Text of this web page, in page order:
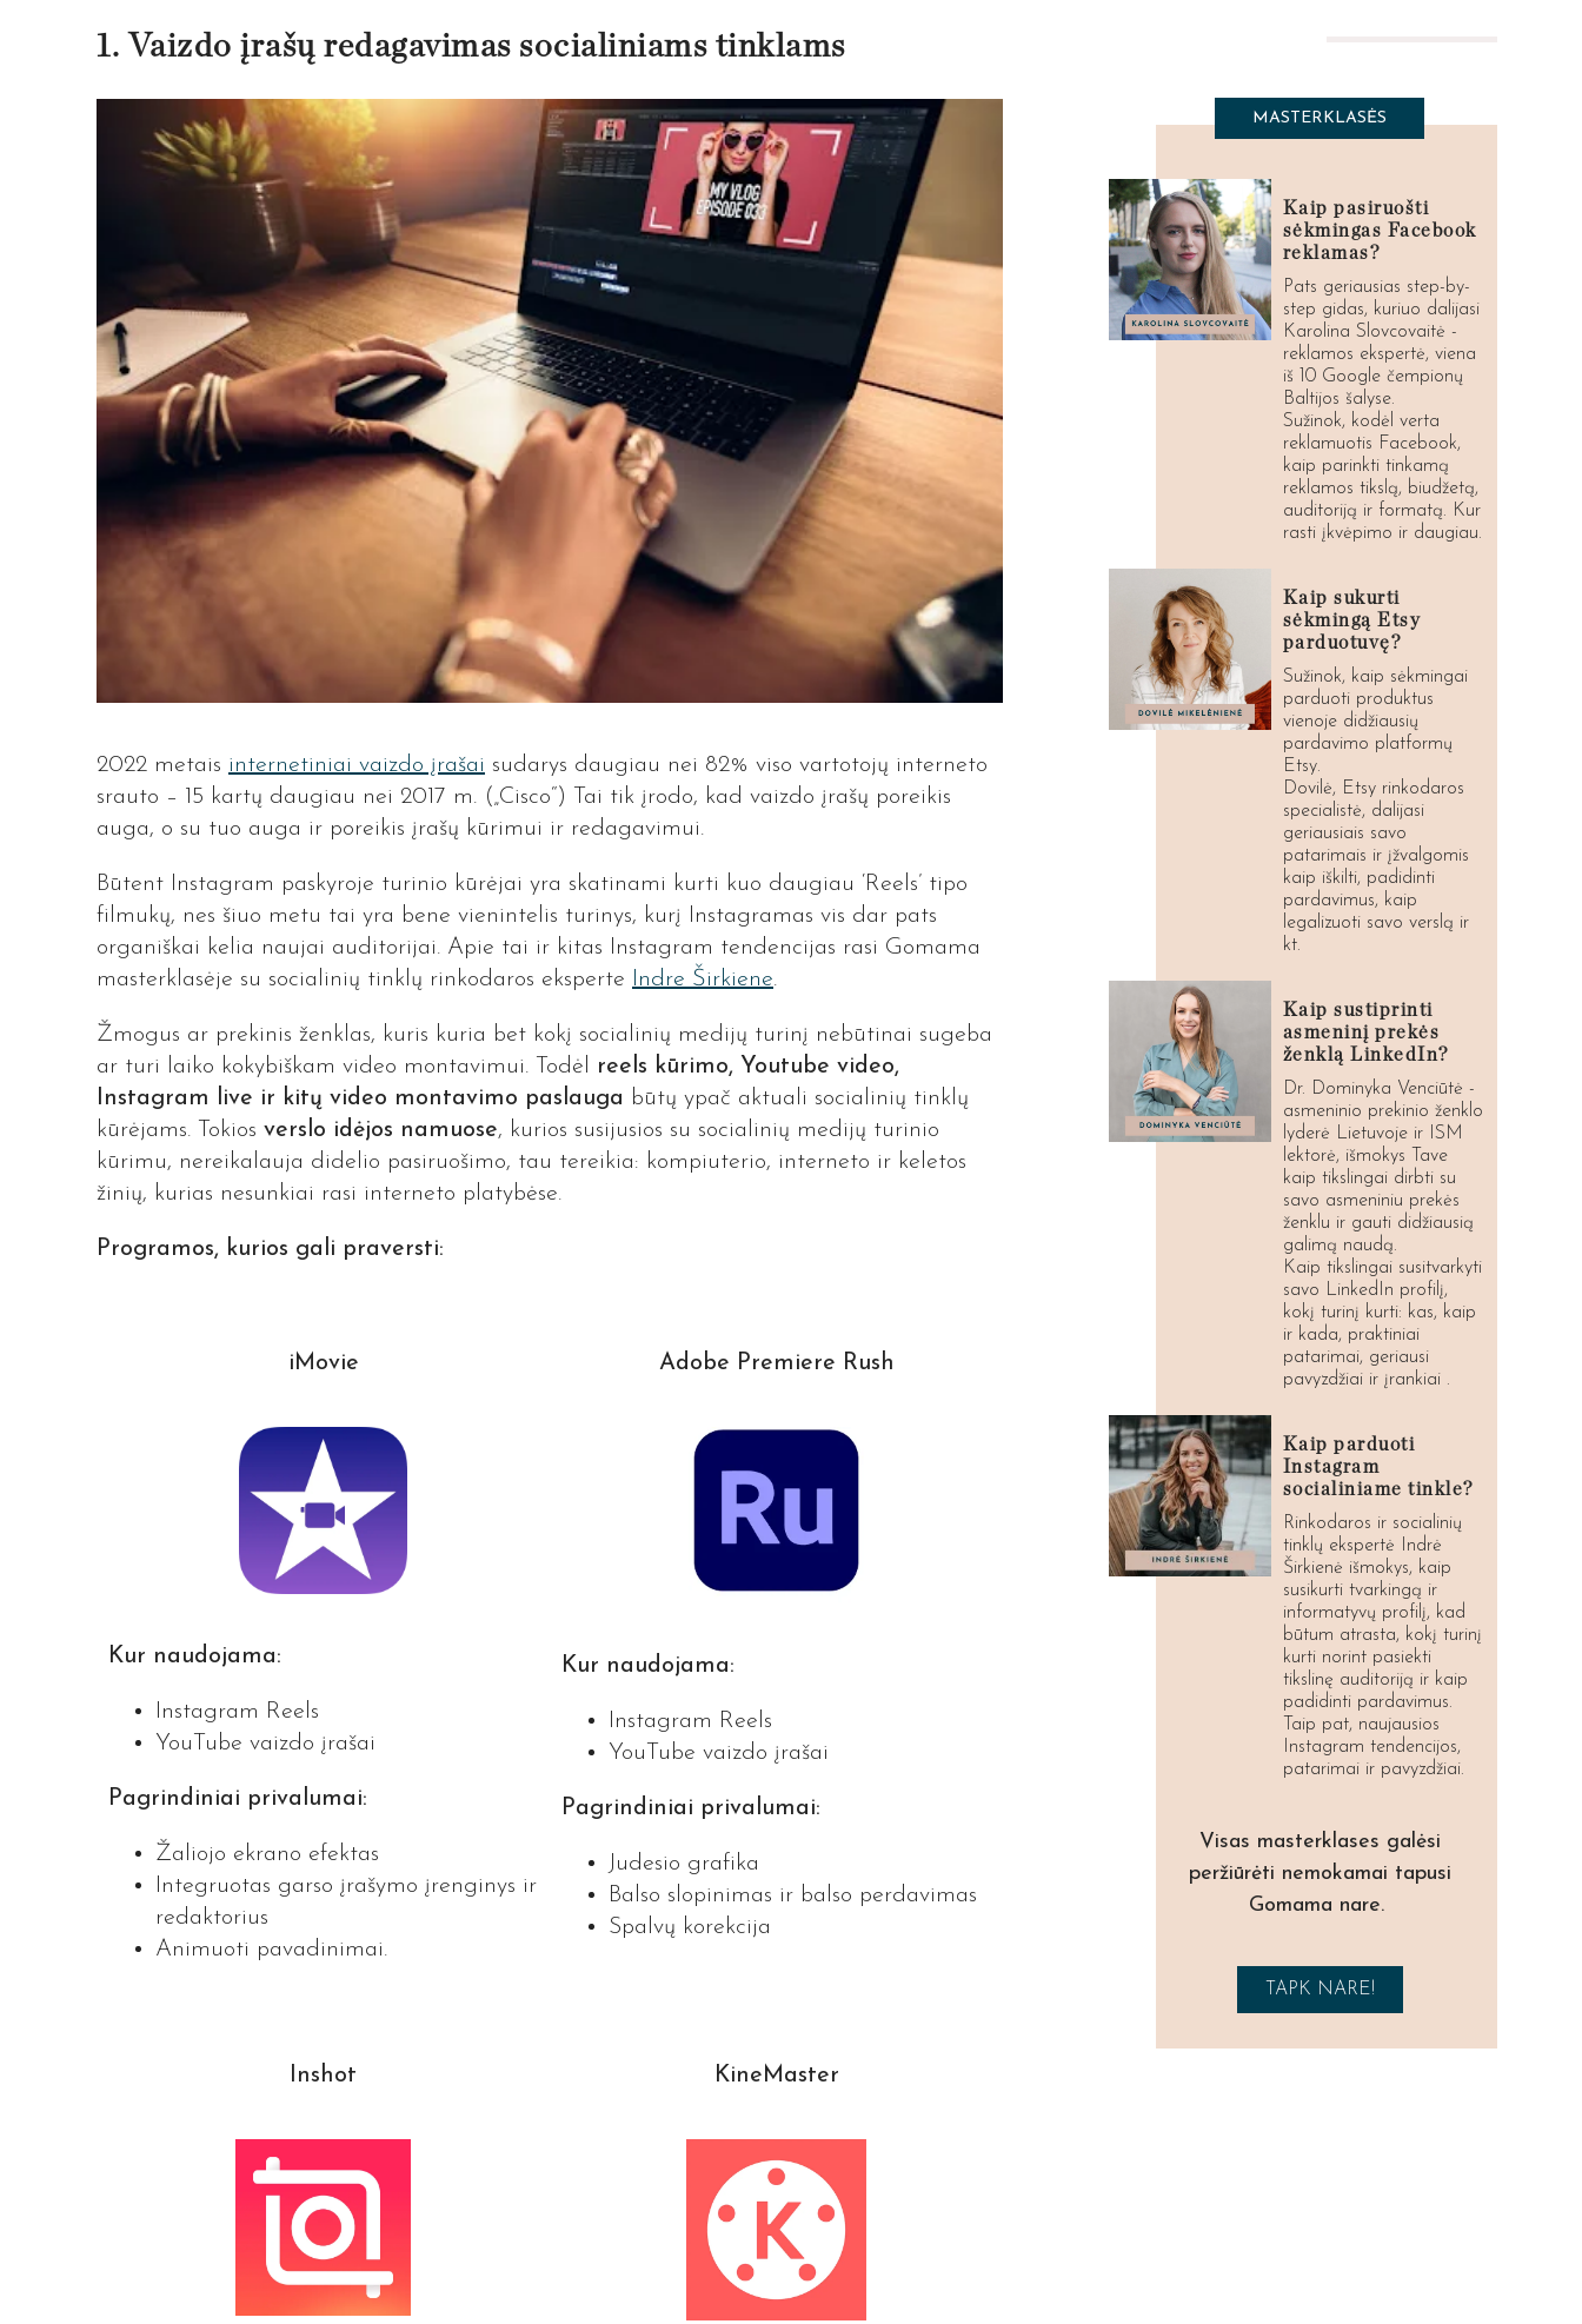
1. Vaizdo įrašų redagavimas socialiniams tinklams
2022 metais internetiniai vaizdo įrašai sudarys daugiau nei 82% viso vartotojų interneto
srauto – 15 kartų daugiau nei 2017 m. („Cisco“) Tai tik įrodo, kad vaizdo įrašų poreikis
auga, o su tuo auga ir poreikis įrašų kūrimui ir redagavimui.
Būtent Instagram paskyroje turinio kūrėjai yra skatinami kurti kuo daugiau ‘Reels’ tipo
filmukų, nes šiuo metu tai yra bene vienintelis turinys, kurį Instagramas vis dar pats
organiškai kelia naujai auditorijai. Apie tai ir kitas Instagram tendencijas rasi Gomama
masterklasėje su socialinių tinklų rinkodaros eksperte Indre Širkiene.
Žmogus ar prekinis ženklas, kuris kuria bet kokį socialinių medijų turinį nebūtinai sugeba
ar turi laiko kokybiškam video montavimui. Todėl reels kūrimo, Youtube video,
Instagram live ir kitų video montavimo paslauga būtų ypač aktuali socialinių tinklų
kūrėjams. Tokios verslo idėjos namuose, kurios susijusios su socialinių medijų turinio
kūrimu, nereikalauja didelio pasiruošimo, tau tereikia: kompiuterio, interneto ir keletos
žinių, kurias nesunkiai rasi interneto platybėse.
Programos, kurios gali praversti:
iMovie Adobe Premiere Rush
Kur naudojama:
Instagram Reels
YouTube vaizdo įrašai
Pagrindiniai privalumai:
Žaliojo ekrano efektas
Integruotas garso įrašymo įrenginys ir
redaktorius
Animuoti pavadinimai.
Kur naudojama:
Instagram Reels
YouTube vaizdo įrašai
Pagrindiniai privalumai:
Judesio grafika
Balso slopinimas ir balso perdavimas
Spalvų korekcija
Inshot KineMaster
MASTERKLASĖS
Kaip pasiruošti
sėkmingas Facebook
reklamas?
Pats geriausias step-by-
step gidas, kuriuo dalijasi
Karolina Slovcovaitė -
reklamos ekspertė, viena
iš 10 Google čempionų
Baltijos šalyse.
Sužinok, kodėl verta
reklamuotis Facebook,
kaip parinkti tinkamą
reklamos tikslą, biudžetą,
auditoriją ir formatą. Kur
rasti įkvėpimo ir daugiau.
Kaip sukurti
sėkmingą Etsy
parduotuvę?
Sužinok, kaip sėkmingai
parduoti produktus
vienoje didžiausių
pardavimo platformų
Etsy.
Dovilė, Etsy rinkodaros
specialistė, dalijasi
geriausiais savo
patarimais ir įžvalgomis
kaip iškilti, padidinti
pardavimus, kaip
legalizuoti savo verslą ir
kt.
Kaip sustiprinti
asmeninį prekės
ženklą LinkedIn?
Dr. Dominyka Venciūtė -
asmeninio prekinio ženklo
lyderė Lietuvoje ir ISM
lektorė, išmokys Tave
kaip tikslingai dirbti su
savo asmeniniu prekės
ženklu ir gauti didžiausią
galimą naudą.
Kaip tikslingai susitvarkyti
savo LinkedIn profilį,
kokį turinį kurti: kas, kaip
ir kada, praktiniai
patarimai, geriausi
pavyzdžiai ir įrankiai .
Kaip parduoti
Instagram
socialiniame tinkle?
Rinkodaros ir socialinių
tinklų ekspertė Indrė
Širkienė išmokys, kaip
susikurti tvarkingą ir
informatyvų profilį, kad
būtum atrasta, kokį turinį
kurti norint pasiekti
tikslinę auditoriją ir kaip
padidinti pardavimus.
Taip pat, naujausios
Instagram tendencijos,
patarimai ir pavyzdžiai.
Visas masterklases galėsi
peržiūrėti nemokamai tapusi
Gomama nare.
TAPK NARE!